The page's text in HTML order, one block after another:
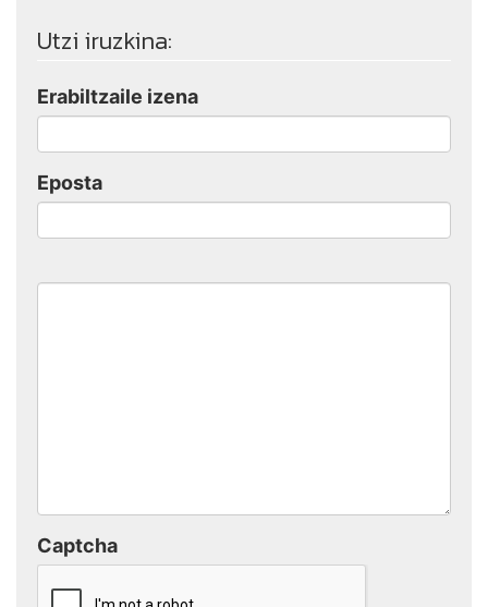
Utzi iruzkina:
Erabiltzaile izena
Eposta
Captcha